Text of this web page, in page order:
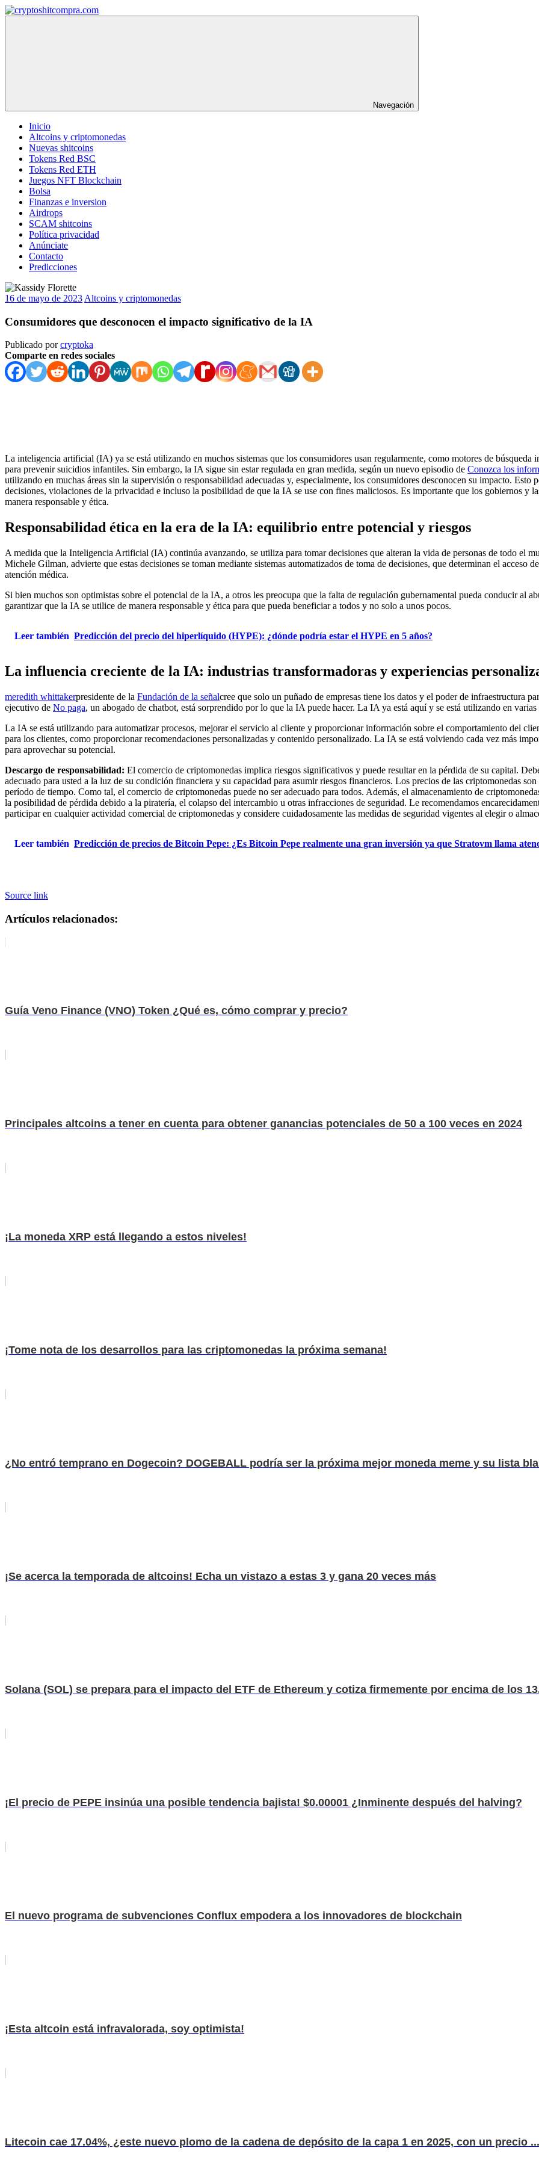
Saltar
al
Navegación
Inicio
Altcoins y criptomonedas
Nuevas shitcoins
Tokens Red BSC
Tokens Red ETH
Juegos NFT Blockchain
Bolsa
Finanzas e inversion
Airdrops
SCAM shitcoins
Política privacidad
Anúnciate
Contacto
Predicciones
16 de mayo de 2023 Altcoins y criptomonedas
Consumidores que desconocen el impacto significativo de la IA
Publicado porcryptoka
Comparte en redes sociales
La inteligencia artificial (IA) ya se está utilizando en muchos sistemas que los consumidores usan regularmente, como motores de
para prevenir suicidios infantiles. Sin embargo, la IA sigue sin estar regulada en gran medida, según un nuevo episodio de Conozca los
utilizando en muchas áreas sin la supervisión o responsabilidad adecuadas y, especialmente, los consumidores desconocen su impacto. Esto
decisiones, violaciones de la privacidad e incluso la posibilidad de que la IA se use con fines maliciosos. Es importante que los gobiernos y
manera responsable y ética.
Responsabilidad ética en la era de la IA: equilibrio entre potencial y riesgos
A medida que la Inteligencia Artificial (IA) continúa avanzando, se utiliza para tomar decisiones que alteran la vida de personas de todo el
Michele Gilman, advierte que estas decisiones se toman mediante sistemas automatizados de toma de decisiones, que determinan el acceso
atención médica.
Si bien muchos son optimistas sobre el potencial de la IA, a otros les preocupa que la falta de regulación gubernamental pueda conducir al
garantizar que la IA se utilice de manera responsable y ética para que pueda beneficiar a todos y no solo a unos pocos.
Leer también Predicción del precio del hiperlíquido (HYPE): ¿dónde podría estar el HYPE en 5 años?
La influencia creciente de la IA: industrias transformadoras y experiencias
meredith whittakerpresidente de la Fundación de la señalcree que solo un puñado de empresas tiene los datos y el poder de infraestructura
ejecutivo de No paga, un abogado de chatbot, está sorprendido por lo que la IA puede hacer. La IA ya está aquí y se está utilizando en
La IA se está utilizando para automatizar procesos, mejorar el servicio al cliente y proporcionar información sobre el comportamiento del
para los clientes, como proporcionar recomendaciones personalizadas y contenido personalizado. La IA se está volviendo cada vez más
para aprovechar su potencial.
Descargo de responsabilidad: El comercio de criptomonedas implica riesgos significativos y puede resultar en la pérdida de su capital.
adecuado para usted a la luz de su condición financiera y su capacidad para asumir riesgos financieros. Los precios de las criptomonedas
período de tiempo. Como tal, el comercio de criptomonedas puede no ser adecuado para todos. Además, el almacenamiento de
la posibilidad de pérdida debido a la piratería, el colapso del intercambio u otras infracciones de seguridad. Le recomendamos
participar en cualquier actividad comercial de criptomonedas y considere cuidadosamente las medidas de seguridad vigentes al elegir o
Leer también Predicción de precios de Bitcoin Pepe: ¿Es Bitcoin Pepe realmente una gran inversión ya que Stratovm llama
Source link
Artículos relacionados:
Guía Veno Finance (VNO) Token ¿Qué es, cómo comprar y precio?
Principales altcoins a tener en cuenta para obtener ganancias potenciales de 50 a 100 veces en 2024
¡La moneda XRP está llegando a estos niveles!
¡Tome nota de los desarrollos para las criptomonedas la próxima semana!
¿No entró temprano en Dogecoin? DOGEBALL podría ser la próxima mejor moneda meme y su lista
¡Se acerca la temporada de altcoins! Echa un vistazo a estas 3 y gana 20 veces más
Solana (SOL) se prepara para el impacto del ETF de Ethereum y cotiza firmemente por encima de los
¡El precio de PEPE insinúa una posible tendencia bajista! $0.00001 ¿Inminente después del halving?
El nuevo programa de subvenciones Conflux empodera a los innovadores de blockchain
¡Esta altcoin está infravalorada, soy optimista!
Litecoin cae 17.04%, ¿este nuevo plomo de la cadena de depósito de la capa 1 en 2025, con un precio ...